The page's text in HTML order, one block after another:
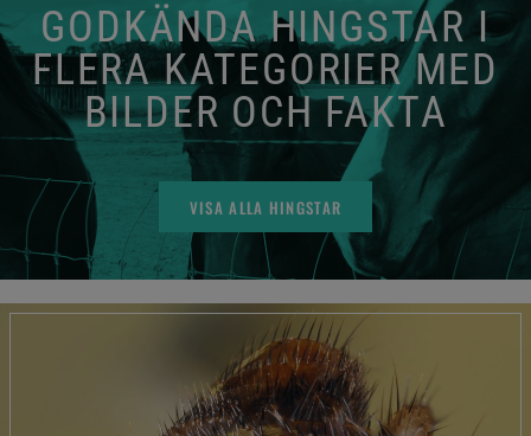
GODKÄNDA HINGSTAR I
FLERA KATEGORIER MED
BILDER OCH FAKTA
VISA ALLA HINGSTAR